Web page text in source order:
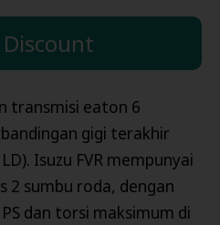
transmisi eaton 6
gigi terakhir
Isuzu FVR mempunyai
2 sumbu roda, dengan
dan torsi maksimum di